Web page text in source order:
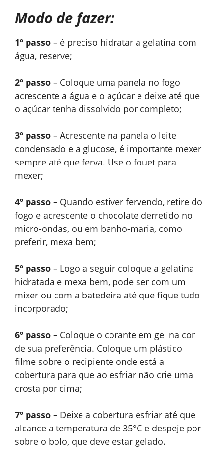
Modo de fazer:
1º passo – é preciso hidratar a gelatina com
água, reserve;
2º passo – Coloque uma panela no fogo
acrescente a água e o açúcar e deixe até que
o açúcar tenha dissolvido por completo;
3º passo – Acrescente na panela o leite
condensado e a glucose, é importante mexer
sempre até que ferva. Use o fouet para
mexer;
4º passo – Quando estiver fervendo, retire do
fogo e acrescente o chocolate derretido no
micro-ondas, ou em banho-maria, como
preferir, mexa bem;
5º passo – Logo a seguir coloque a gelatina
hidratada e mexa bem, pode ser com um
mixer ou com a batedeira até que fique tudo
incorporado;
6º passo – Coloque o corante em gel na cor
de sua preferência. Coloque um plástico
filme sobre o recipiente onde está a
cobertura para que ao esfriar não crie uma
crosta por cima;
7º passo – Deixe a cobertura esfriar até que
alcance a temperatura de 35°C e despeje por
sobre o bolo, que deve estar gelado.